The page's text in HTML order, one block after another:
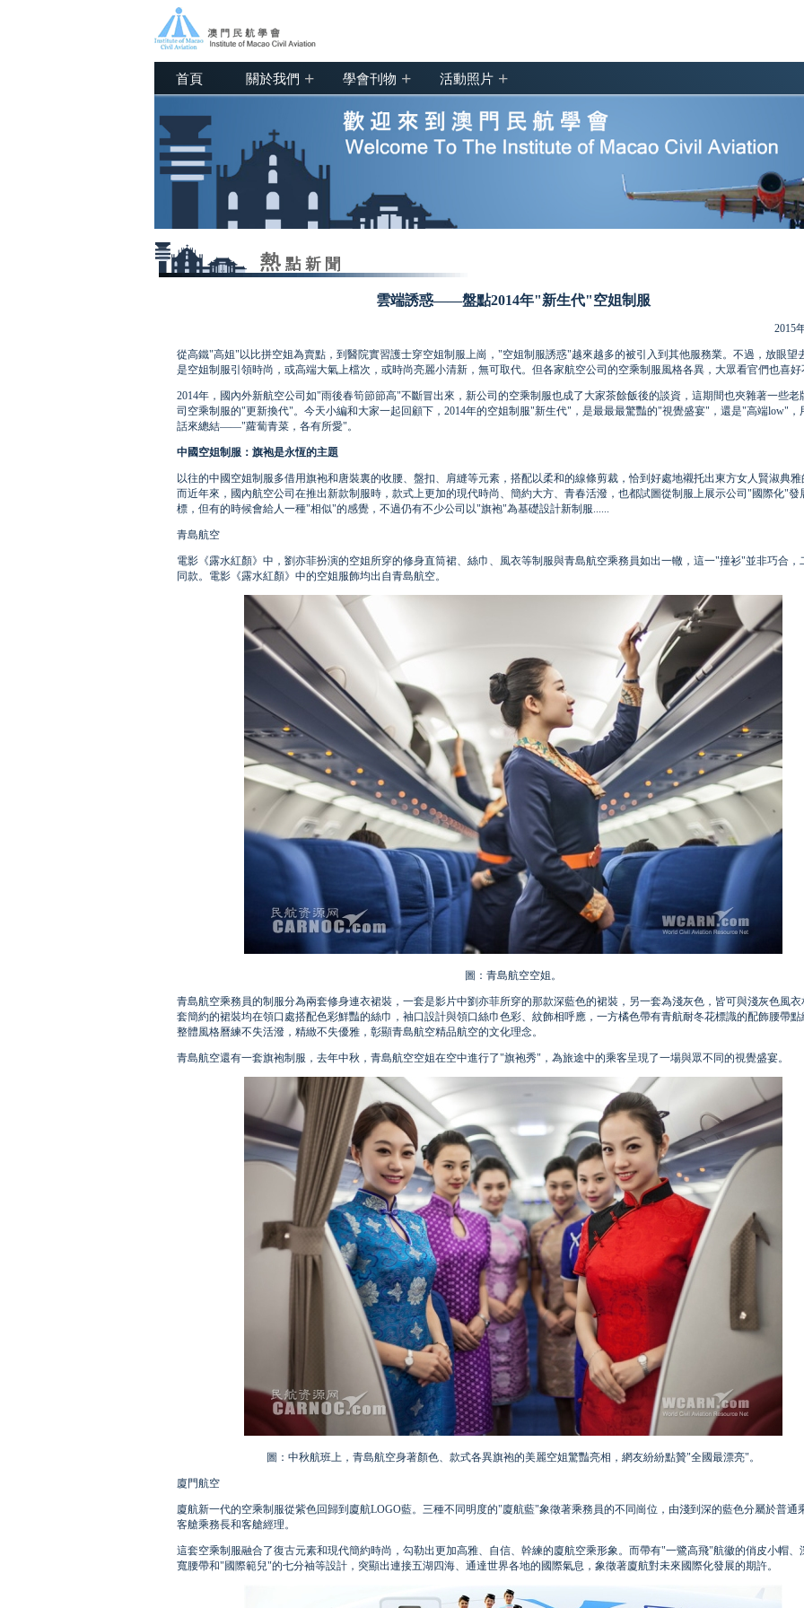
首頁 關於我們 + 學會刊物 + 活動照片 +
雲端誘惑——盤點2014年"新生代"空姐制服
2015
從高鐵"高姐"以比拼空姐為賣點，到醫院實習護士穿空姐制服上崗，"空姐制服誘惑"越來越多的被引入到其他服務業。不過，放眼望
是空姐制服引領時尚，或高端大氣上檔次，或時尚亮麗小清新，無可取代。但各家航空公司的空乘制服風格各異，大眾看官們也喜好
2014年，國內外新航空公司如"雨後春筍節節高"不斷冒出來，新公司的空乘制服也成了大家茶餘飯後的談資，這期間也夾雜著一些老
司空乘制服的"更新換代"。今天小編和大家一起回顧下，2014年的空姐制服"新生代"，是最最最驚豔的"視覺盛宴"，還是"高端low"，
話來總結——"蘿蔔青菜，各有所愛"。
中國空姐制服：旗袍是永恆的主題
以往的中國空姐制服多借用旗袍和唐裝裏的收腰、盤扣、肩縫等元素，搭配以柔和的線條剪裁，恰到好處地襯托出東方女人賢淑典雅
而近年來，國內航空公司在推出新款制服時，款式上更加的現代時尚、簡約大方、青春活潑，也都試圖從制服上展示公司"國際化"發
標，但有的時候會給人一種"相似"的感覺，不過仍有不少公司以"旗袍"為基礎設計新制服......
青島航空
電影《露水紅顏》中，劉亦菲扮演的空姐所穿的修身直筒裙、絲巾、風衣等制服與青島航空乘務員如出一轍，這一"撞衫"並非巧合，
同款。電影《露水紅顏》中的空姐服飾均出自青島航空。
圖：青島航空空姐。
青島航空乘務員的制服分為兩套修身連衣裙裝，一套是影片中劉亦菲所穿的那款深藍色的裙裝，另一套為淺灰色，皆可與淺灰色風衣
套簡約的裙裝均在領口處搭配色彩鮮豔的絲巾，袖口設計與領口絲巾色彩、紋飾相呼應，一方橘色帶有青航耐冬花標識的配飾腰帶點
整體風格曆練不失活潑，精緻不失優雅，彰顯青島航空精品航空的文化理念。
青島航空還有一套旗袍制服，去年中秋，青島航空空姐在空中進行了"旗袍秀"，為旅途中的乘客呈現了一場與眾不同的視覺盛宴。
圖：中秋航班上，青島航空身著顏色、款式各異旗袍的美麗空姐驚豔亮相，網友紛紛點贊"全國最漂亮"。
廈門航空
廈航新一代的空乘制服從紫色回歸到廈航LOGO藍。三種不同明度的"廈航藍"象徵著乘務員的不同崗位，由淺到深的藍色分屬於普通
客艙乘務長和客艙經理。
這套空乘制服融合了復古元素和現代簡約時尚，勾勒出更加高雅、自信、幹練的廈航空乘形象。而帶有"一鷺高飛"航徽的俏皮小帽、
寬腰帶和"國際範兒"的七分袖等設計，突顯出連接五湖四海、通達世界各地的國際氣息，象徵著廈航對未來國際化發展的期許。